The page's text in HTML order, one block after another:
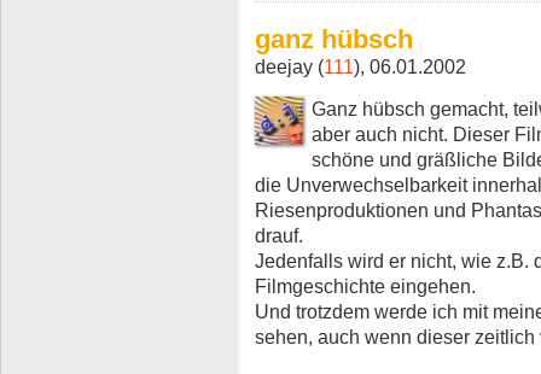
ganz hübsch
deejay (111), 06.01.2002
Ganz hübsch gemacht,
aber auch nicht. Dieser
schöne und gräßliche
die Unverwechselbarkeit
Riesenproduktionen und
drauf.
Jedenfalls wird er nicht, wie z.B.
Filmgeschichte eingehen.
Und trotzdem werde ich mit
sehen, auch wenn dieser